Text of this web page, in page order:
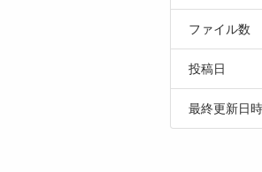
ファイル数
投稿日
最終更新日時